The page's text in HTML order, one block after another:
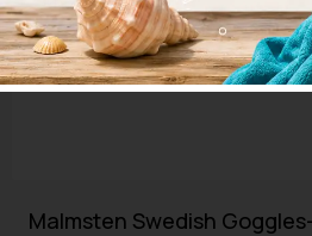
Malmsten Swedish